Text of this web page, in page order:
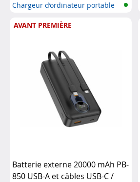
Chargeur d’ordinateur portable
AVANT PREMIÈRE
Batterie externe 20000 mAh PB-
850 USB-A et câbles USB-C /